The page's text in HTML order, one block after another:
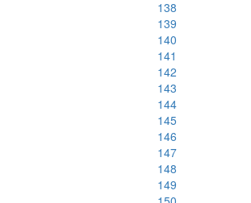
138
139
140
141
142
143
144
145
146
147
148
149